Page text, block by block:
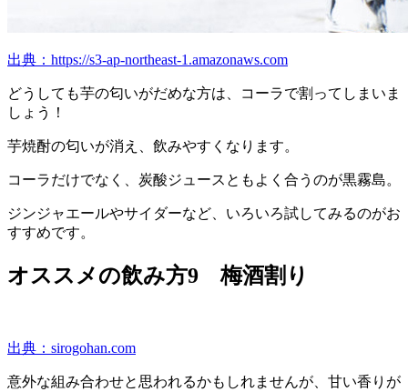
出典：https://s3-ap-northeast-1.amazonaws.com
どうしても芋の匂いがだめな方は、コーラで割ってしまいま
しょう！
芋焼酎の匂いが消え、飲みやすくなります。
コーラだけでなく、炭酸ジュースともよく合うのが黒霧島。
ジンジャエールやサイダーなど、いろいろ試してみるのがお
すすめです。
オススメの飲み方9 梅酒割り
出典：sirogohan.com
意外な組み合わせと思われるかもしれませんが、甘い香りが